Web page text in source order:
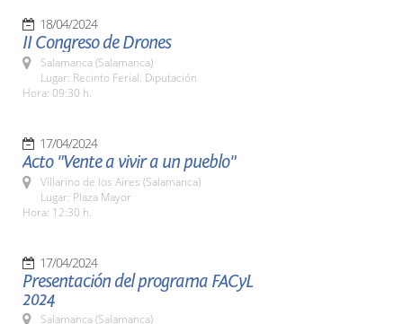
18/04/2024
II Congreso de Drones
Salamanca (Salamanca)
Lugar: Recinto Ferial. Diputación
Hora: 09:30 h.
17/04/2024
Acto "Vente a vivir a un pueblo"
Villarino de los Aires (Salamanca)
Lugar: Plaza Mayor
Hora: 12:30 h.
17/04/2024
Presentación del programa FACyL
2024
Salamanca (Salamanca)